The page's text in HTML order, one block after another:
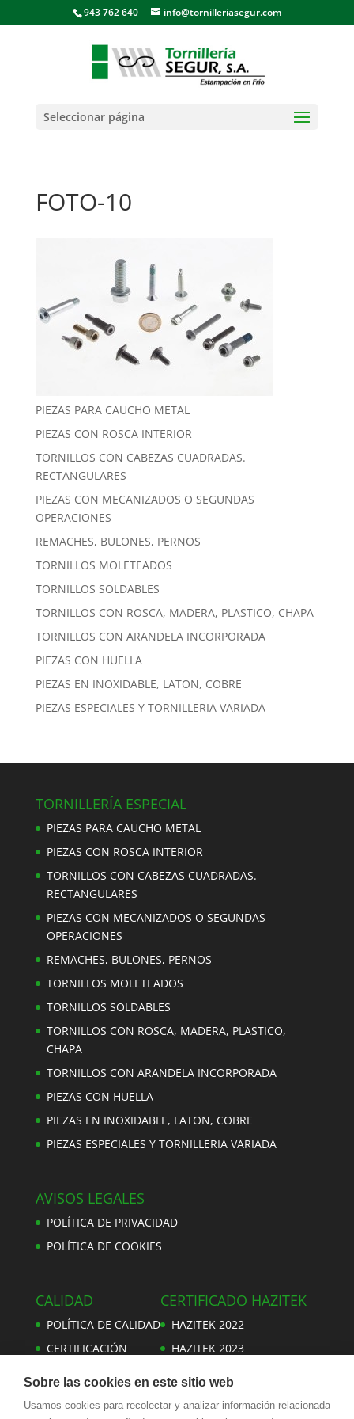
943 762 640 info@tornilleriasegur.com
Seleccionar página
FOTO-10
PIEZAS PARA CAUCHO METAL
PIEZAS CON ROSCA INTERIOR
TORNILLOS CON CABEZAS CUADRADAS.
RECTANGULARES
PIEZAS CON MECANIZADOS O SEGUNDAS
OPERACIONES
REMACHES, BULONES, PERNOS
TORNILLOS MOLETEADOS
TORNILLOS SOLDABLES
TORNILLOS CON ROSCA, MADERA, PLASTICO, CHAPA
TORNILLOS CON ARANDELA INCORPORADA
PIEZAS CON HUELLA
PIEZAS EN INOXIDABLE, LATON, COBRE
PIEZAS ESPECIALES Y TORNILLERIA VARIADA
TORNILLERÍA ESPECIAL
PIEZAS PARA CAUCHO METAL
PIEZAS CON ROSCA INTERIOR
TORNILLOS CON CABEZAS CUADRADAS.
RECTANGULARES
PIEZAS CON MECANIZADOS O SEGUNDAS
OPERACIONES
REMACHES, BULONES, PERNOS
TORNILLOS MOLETEADOS
TORNILLOS SOLDABLES
TORNILLOS CON ROSCA, MADERA, PLASTICO,
CHAPA
TORNILLOS CON ARANDELA INCORPORADA
PIEZAS CON HUELLA
PIEZAS EN INOXIDABLE, LATON, COBRE
PIEZAS ESPECIALES Y TORNILLERIA VARIADA
AVISOS LEGALES
POLÍTICA DE PRIVACIDAD
POLÍTICA DE COOKIES
CALIDAD
POLÍTICA DE CALIDAD
CERTIFICACIÓN
CERTIFICADO HAZITEK
HAZITEK 2022
HAZITEK 2023
Sobre las cookies en este sitio web
Usamos cookies para recolectar y analizar información relacionada